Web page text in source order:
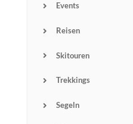
Events
Reisen
Skitouren
Trekkings
Segeln